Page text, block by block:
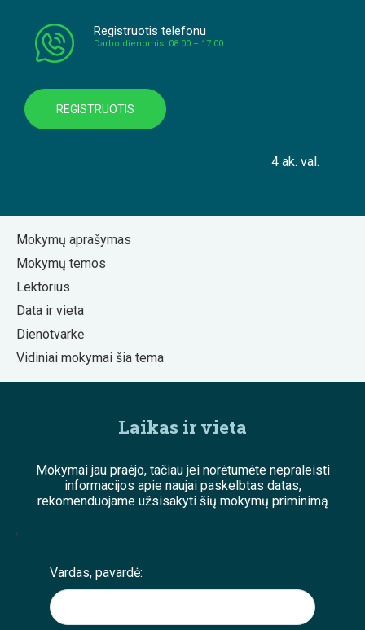
Registruotis telefonu
Darbo dienomis: 08:00 – 17:00
REGISTRUOTIS
4 ak. val.
Mokymų aprašymas
Mokymų temos
Lektorius
Data ir vieta
Dienotvarkė
Vidiniai mokymai šia tema
Laikas ir vieta
Mokymai jau praėjo, tačiau jei norėtumėte nepraleisti
informacijos apie naujai paskelbtas datas,
rekomenduojame užsisakyti šių mokymų priminimą
;
Vardas, pavardė: